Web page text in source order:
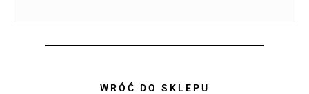
WRÓĆ DO SKLEPU